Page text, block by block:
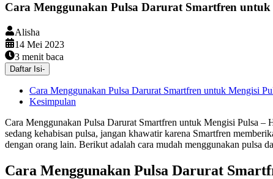
Cara Menggunakan Pulsa Darurat Smartfren untuk
Alisha
14 Mei 2023
3 menit baca
Daftar Isi-
Cara Menggunakan Pulsa Darurat Smartfren untuk Mengisi
Kesimpulan
Cara Menggunakan Pulsa Darurat Smartfren untuk Mengisi Pulsa –
sedang kehabisan pulsa, jangan khawatir karena Smartfren
dengan orang lain. Berikut adalah cara mudah menggunakan pulsa
Cara Menggunakan Pulsa Darurat